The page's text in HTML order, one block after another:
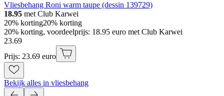
Vliesbehang Roni warm taupe (dessin 139729)
18.95 met Club Karwei
20% korting20% korting
20% korting, voordeelprijs: 18.95 euro met Club Karwei
23.69
Prijs: 23.69 euro
Bekijk alles in vliesbehang